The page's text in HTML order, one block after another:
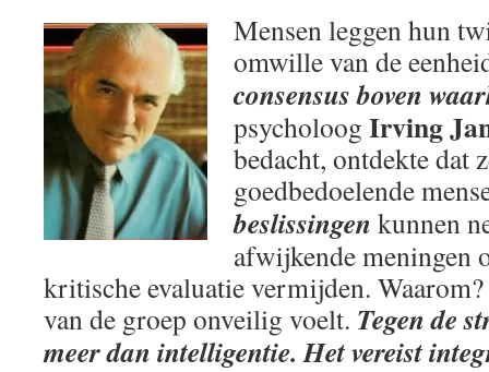
Mensen leggen hun
omwille van de
consensus boven
psycholoog Irving
bedacht, ontdekte dat
goedbedoelende
beslissingen kunnen
afwijkende meningen
kritische evaluatie vermijden.
van de groep onveilig voelt. Tegen de
meer dan intelligentie. Het vereist